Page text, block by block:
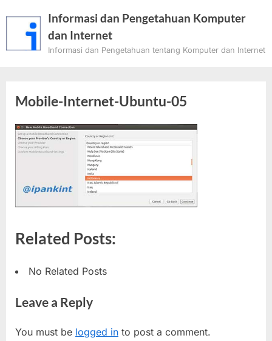
Informasi dan Pengetahuan Komputer
dan Internet
Informasi dan Pengetahuan tentang Komputer dan Internet
Mobile-Internet-Ubuntu-05
Related Posts:
No Related Posts
Leave a Reply
You must be logged in to post a comment.